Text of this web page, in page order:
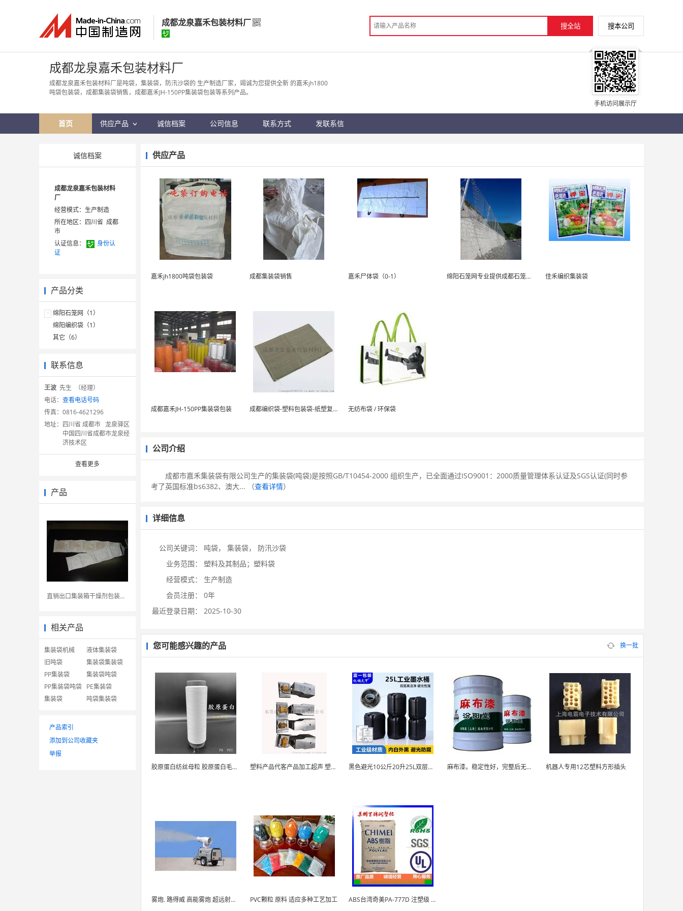
成都龙泉嘉禾包装材料厂
成都龙泉嘉禾包装材料厂
经营模式：生产制造
所在地区：四川省 成都市
手机访问展示厅
成都龙泉嘉禾包装材料厂
成都龙泉嘉禾包装材料厂是吨袋，集装袋，防汛沙袋的 生产制造厂家，竭诚为您提供全新 的嘉禾jh1800
吨袋包装袋，成都集装袋销售，成都嘉禾JH-150PP集装袋包装等系列产品。
手机访问展示厅
首页 供应产品 诚信档案 公司信息 联系方式 发联系信
诚信档案
成都龙泉嘉禾包装材料
厂
经营模式：生产制造
所在地区：四川省 成都
市
认证信息：
身份认
证
产品分类
+ 绵阳石笼网（1）
绵阳编织袋（1）
其它（6）
联系信息
王波 先生 （经理）
电话： 查看电话号码
传真： 0816-4621296
地址： 四川省 成都市 龙泉驿区
中国四川省成都市龙泉经
济技术区
查看更多
产品
直销出口集装箱干燥剂包装...
相关产品
集装袋机械
液体集装袋
旧吨袋
集装袋集装袋
PP集装袋
集装袋吨袋
PP集装袋吨袋 PE集装袋
集装袋
吨袋集装袋
产品索引
添加到公司收藏夹
举报
供应产品
嘉禾jh1800吨袋包装袋 成都集装袋销售 嘉禾尸体袋（0-1） 绵阳石笼网专业提供成都石笼网,四川雷诺护垫六角网 佳禾编织集装袋
成都嘉禾JH-150PP集装袋包装 成都编织袋-塑料包装袋-纸塑复合袋价格-生产厂家 无纺布袋 / 环保袋
公司介绍
成都市嘉禾集装袋有限公司生产的集装袋(吨袋)是按照GB/T10454-2000 组织生产，已全面通过ISO9001：2000质量管理体系认证及SGS认证(同时参
考了英国标准bs6382、澳大... （查看详情）
详细信息
公司关键词： 吨袋， 集装袋，
防汛沙袋
业务范围：
塑料及其制品；塑料袋
经营模式：
生产制造
会员注册：
0年
最近登录日期：
2025-10-30
换一批
您可能感兴趣的产品
胶原蛋白纺丝母粒 胶原蛋白毛巾 胶原蛋白内衣 塑料产品代客产品加工超声 塑胶熔接 黑色避光10公斤20升25L双层塑料堆码化工桶 麻布漆。稳定性好，完整后无孔。麻布漆 机器人专用12芯塑料方形插头
雾炮. 路得威 高能雾炮 超远射程雾炮 PVC颗粒 原料 适应多种工艺加工 ABS台湾奇美PA-777D 注塑级 脱模级 模塑...